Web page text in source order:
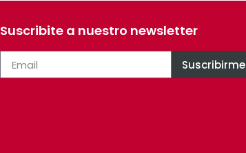
Suscribite a nuestro newsletter
Suscribirme